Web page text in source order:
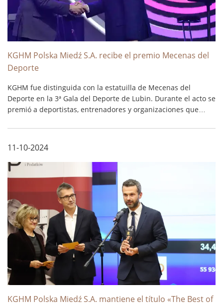
KGHM Polska Miedź S.A. recibe el premio Mecenas del
Deporte
KGHM fue distinguida con la estatuilla de Mecenas del
Deporte en la 3ª Gala del Deporte de Lubin. Durante el acto se
premió a deportistas, entrenadores y organizaciones que
en el distrito de Lubin. ...
11-10-2024
KGHM Polska Miedź S.A. mantiene el título «The Best of